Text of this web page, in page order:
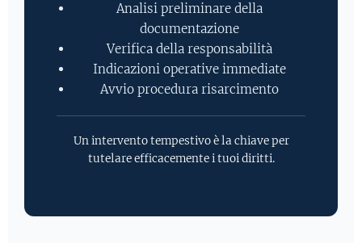
Analisi preliminare della
documentazione
Verifica della responsabilità
Indicazioni operative immediate
Avvio procedura risarcimento
Un intervento tempestivo è la chiave per
tutelare efficacemente i tuoi diritti.